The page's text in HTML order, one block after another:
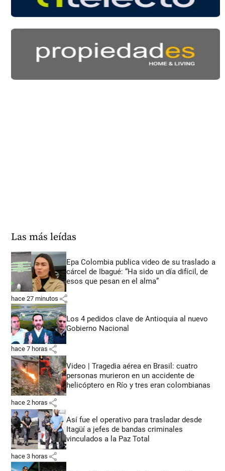
Las más leídas
Epa Colombia publica video de su traslado a
cárcel de Ibagué: “Ha sido un día difícil, de
esos que pesan en el alma”
hace 27 minutos share
Los 4 pedidos clave de Antioquia al nuevo
Gobierno Nacional
hace 7 horas share
Video | Tragedia aérea en Brasil: cuatro
personas murieron en un accidente de
helicóptero en Río y tres eran colombianas
hace 2 horas share
Así fue el operativo para trasladar desde
Itagüí a jefes de bandas criminales
vinculados a la Paz Total
hace 3 horas share